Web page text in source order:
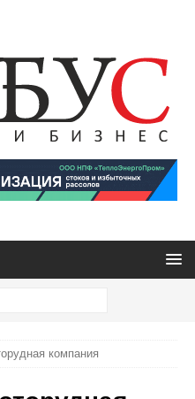
компания